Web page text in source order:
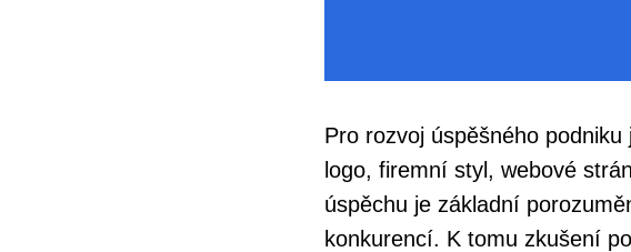
Pro rozvoj úspěšného
logo, firemní styl, webové
úspěchu je základní
konkurencí. K tomu zkušení